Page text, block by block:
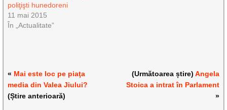
poliţişti hunedoreni
11 mai 2015
În „Actualitate”
« Mai este loc pe piaţa
media din Valea Jiului?
(Știre anterioară)
(Următoarea știre) Angela
Stoica a intrat în Parlament
»